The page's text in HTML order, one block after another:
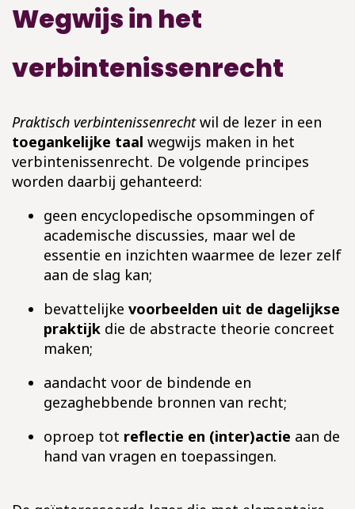
Wegwijs in het
verbintenissenrecht
Praktisch verbintenissenrechtwil de lezer in een
toegankelijke taal wegwijs maken in het
verbintenissenrecht. De volgende principes
worden daarbij gehanteerd:
geen encyclopedische opsommingen of
academische discussies, maar wel de
essentie en inzichten waarmee de lezer zelf
aan de slag kan;
bevattelijke voorbeelden uit de dagelijkse
praktijk die de abstracte theorie concreet
maken;
aandacht voor de bindende en
gezaghebbende bronnen van recht;
oproep tot reflectie en (inter)actie aan de
hand van vragen en toepassingen.